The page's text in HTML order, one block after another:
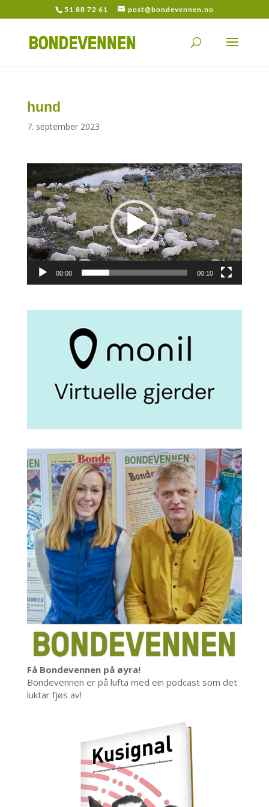
51 88 72 61 post@bondevennen.no
hund
7. september 2023
Videoavspiller
00:00 00:10
Få Bondevennen på øyra!
Bondevennen er på lufta med ein podcast som det
luktar fjøs av!